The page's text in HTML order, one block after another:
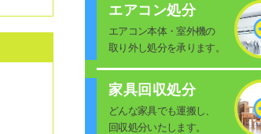
エアコン処分
エアコン本体・室外機の
取り外し処分を承ります。
家具回収処分
どんな家具でも運搬し、
回収処分いたします。